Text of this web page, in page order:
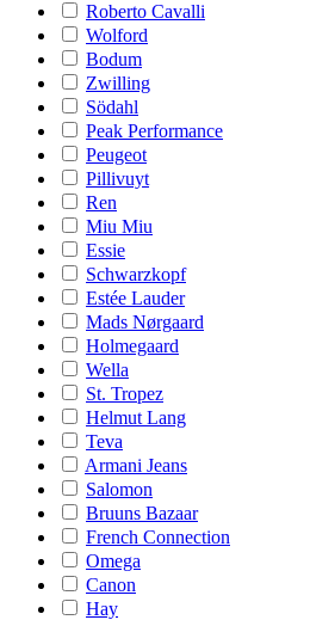
Roberto Cavalli
Wolford
Bodum
Zwilling
Södahl
Peak Performance
Peugeot
Pillivuyt
Ren
Miu Miu
Essie
Schwarzkopf
Estée Lauder
Mads Nørgaard
Holmegaard
Wella
St. Tropez
Helmut Lang
Teva
Armani Jeans
Salomon
Bruuns Bazaar
French Connection
Omega
Canon
Hay